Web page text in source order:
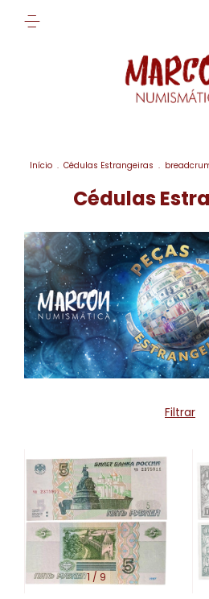
Início . Cédulas Estrangeiras .
Cédulas
Filtrar
1 / 9